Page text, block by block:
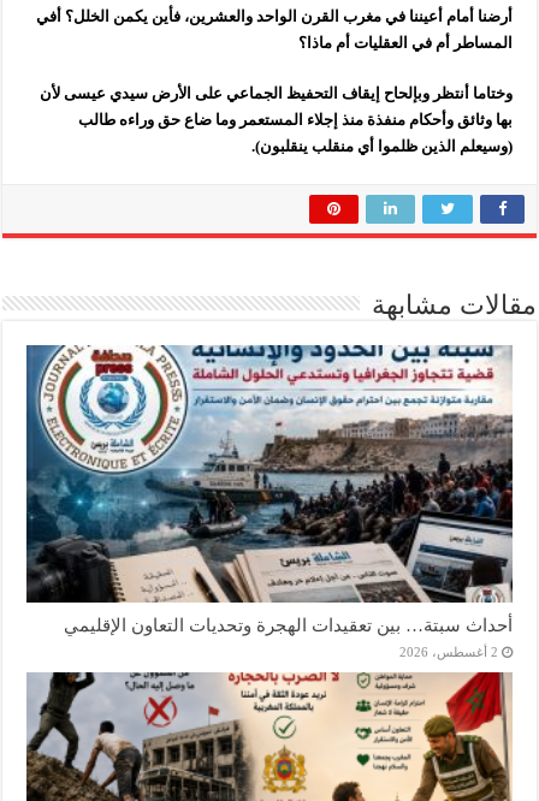
أرضنا أمام أعيننا في مغرب القرن الواحد والعشرين، فأين يكمن الخلل؟ أفي
المساطر أم في العقليات أم ماذا؟
وختاما أنتظر وبإلحاح إيقاف التحفيظ الجماعي على الأرض سيدي عيسى لأن
بها وثائق وأحكام منفذة منذ إجلاء المستعمر وما ضاع حق وراءه طالب
(وسيعلم الذين ظلموا أي منقلب ينقلبون).
مقالات مشابهة
أحداث سبتة… بين تعقيدات الهجرة وتحديات التعاون الإقليمي
2 أغسطس، 2026